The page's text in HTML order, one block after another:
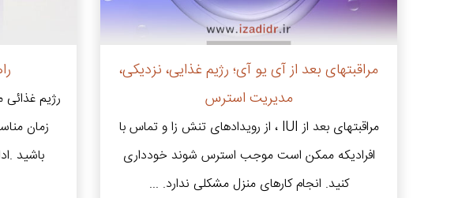
مراقبتهای بعد از آی یو آی؛ رژیم غذایی، نزدیکی،
مدیریت استرس
مراقبتهای بعد از IUI ، از رویدادهای تنش زا و تماس با
افرادیکه ممکن است موجب استرس شوند خودداری
کنید. انجام کارهای منزل مشکلی ندارد. ...
رژیم
زمان
باشید